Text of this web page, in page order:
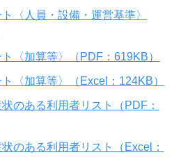
〈人員・設備・運営基準〉
ト〈加算等〉（PDF：619KB）
ト〈加算等〉（Excel：124KB）
状のある利用者リスト（PDF：
状のある利用者リスト（Excel：